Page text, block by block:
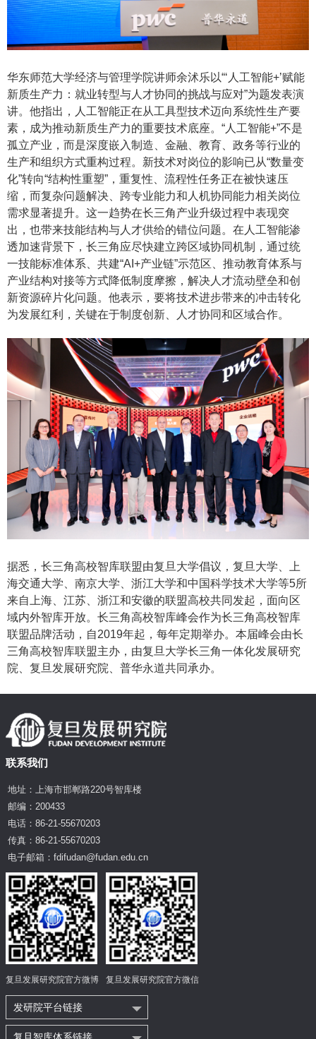
华东师范大学经济与管理学院讲师余沭乐以“‘人工智能+’赋能
新质生产力：就业转型与人才协同的挑战与应对”为题发表演
讲。他指出，人工智能正在从工具型技术迈向系统性生产要
素，成为推动新质生产力的重要技术底座。“人工智能+”不是
孤立产业，而是深度嵌入制造、金融、教育、政务等行业的
生产和组织方式重构过程。新技术对岗位的影响已从“数量变
化”转向“结构性重塑”，重复性、流程性任务正在被快速压
缩，而复杂问题解决、跨专业能力和人机协同能力相关岗位
需求显著提升。这一趋势在长三角产业升级过程中表现突
出，也带来技能结构与人才供给的错位问题。在人工智能渗
透加速背景下，长三角应尽快建立跨区域协同机制，通过统
一技能标准体系、共建“AI+产业链”示范区、推动教育体系与
产业结构对接等方式降低制度摩擦，解决人才流动壁垒和创
新资源碎片化问题。他表示，要将技术进步带来的冲击转化
为发展红利，关键在于制度创新、人才协同和区域合作。
据悉，长三角高校智库联盟由复旦大学倡议，复旦大学、上
海交通大学、南京大学、浙江大学和中国科学技术大学等5所
来自上海、江苏、浙江和安徽的联盟高校共同发起，面向区
域内外智库开放。长三角高校智库峰会作为长三角高校智库
联盟品牌活动，自2019年起，每年定期举办。本届峰会由长
三角高校智库联盟主办，由复旦大学长三角一体化发展研究
院、复旦发展研究院、普华永道共同承办。
联系我们
地址：上海市邯郸路220号智库楼
邮编：200433
电话：86-21-55670203
传真：86-21-55670203
电子邮箱：fdifudan@fudan.edu.cn
复旦发展研究院官方微博 复旦发展研究院官方微信
发研院平台链接